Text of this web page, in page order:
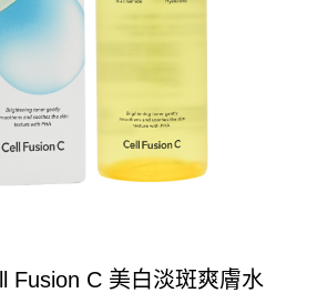
Fusion C 美白淡斑爽膚水